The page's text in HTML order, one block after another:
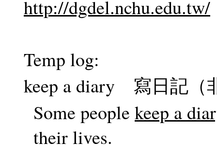
http://dgdel.nchu.edu.tw/
Temp log:
keep a diary 寫日記（
Some people keep a
their lives.